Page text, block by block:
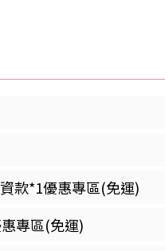
款*1優惠專區(免運)
專區(免運)